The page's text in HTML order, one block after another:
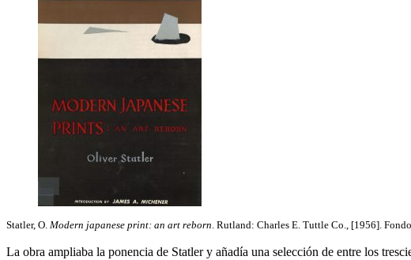
Statler, O. Modern japanese print: an art reborn. Rutland: Charles E. Tuttle Co., [1956].
La obra ampliaba la ponencia de Statler y añadía una selección de entre los